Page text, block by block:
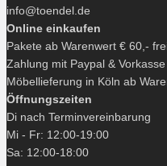
info@toendel.de
Online einkaufen
Pakete ab Warenwert € 60,-
Zahlung mit Paypal &
Möbellieferung in Köln ab
Öffnungszeiten
Di nach Terminvereinbarung
Mi - Fr: 12:00-19:00
Sa: 12:00-18:00